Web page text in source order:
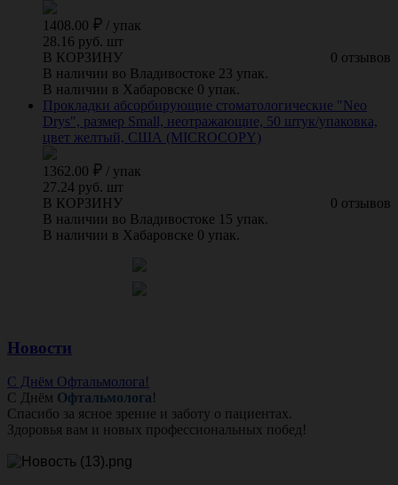
1408.00 / упак
28.16 руб. шт
0 отзывов
В КОРЗИНУ
В наличии во Владивостоке 23 упак.
В наличии в Хабаровске 0 упак.
Прокладки абсорбирующие стоматологические "Neo
Drys", размер Small, неотражающие, 50 штук/упаковка,
цвет желтый, США (MICROCOPY)
1362.00 / упак
27.24 руб. шт
0 отзывов
В КОРЗИНУ
В наличии во Владивостоке 15 упак.
В наличии в Хабаровске 0 упак.
Новости
С Днём Офтальмолога!
С Днём Офтальмолога!
Спасибо за ясное зрение и заботу о пациентах.
Здоровья вам и новых профессиональных побед!